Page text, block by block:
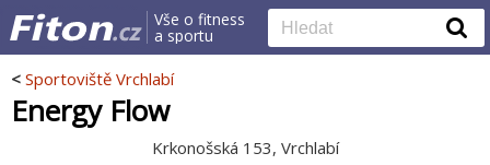
Vše o fitness
a sportu
< Sportoviště Vrchlabí
Energy Flow
Krkonošská 153, Vrchlabí